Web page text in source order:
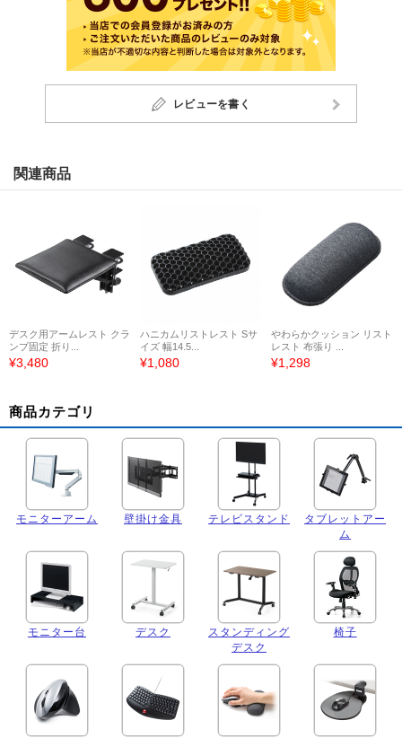
レビューを書く
関連商品
デスク用アームレスト クラ
ンプ固定 折り...
¥3,480
ハニカムリストレスト Sサ
イズ 幅14.5...
¥1,080
やわらかクッション リスト
レスト 布張り ...
¥1,298
商品カテゴリ
モニターアーム 壁掛け金具 テレビスタンド
タブレットアー
ム
モニター台 デスク
スタンディング
デスク
椅子